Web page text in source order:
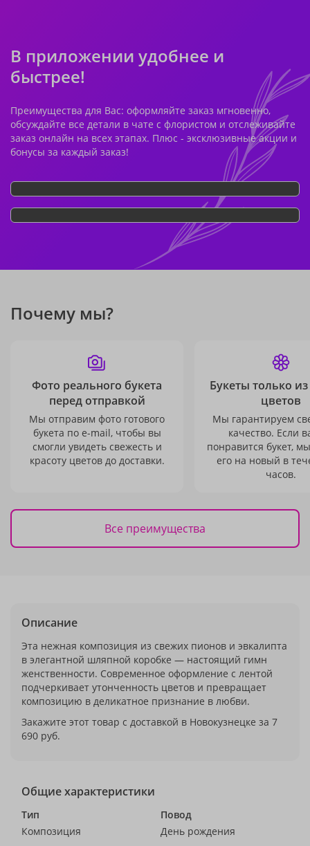
В приложении удобнее и
быстрее!
Преимущества для Вас: оформляйте заказ мгновенно,
обсуждайте все детали в чате с флористом и отслеживайте
заказ онлайн на всех этапах. Плюс - эксклюзивные акции и
бонусы за каждый заказ!
Почему мы?
Фото реального букета
перед отправкой
Мы отправим фото готового
букета по e-mail, чтобы вы
смогли увидеть свежесть и
красоту цветов до доставки.
Букеты только
цветов
Мы гарантируем
качество. Если
понравится букет,
его на новый в
часов.
Все преимущества
Описание
Эта нежная композиция из свежих пионов и эвкалипта
в элегантной шляпной коробке — настоящий гимн
женственности. Современное оформление с лентой
подчеркивает утонченность цветов и превращает
композицию в деликатное признание в любви.
Закажите этот товар с доставкой в Новокузнецке за 7
690 руб.
Общие характеристики
Тип
Композиция
Повод
День рождения